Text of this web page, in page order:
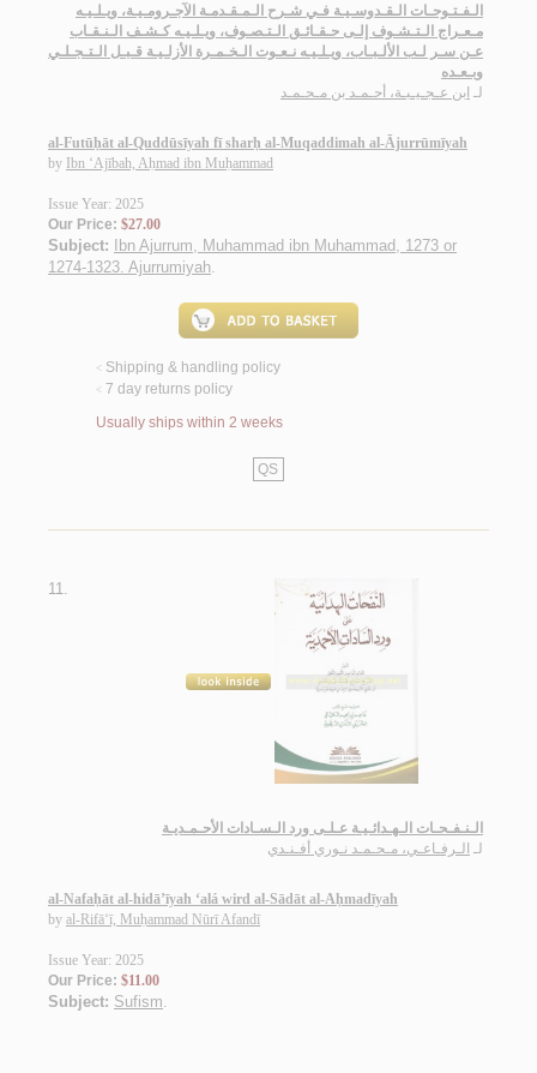
الـفـتـوحـات الـقـدوسـيـة فـي شـرح الـمـقـدمـة الآجـرومـيـة، ويـلـيـه
مـعـراج الـتـشـوف إلـى حـقـائـق الـتـصـوف، ويـلـيـه كـشـف الـنـقـاب
عـن سـر لـب الألـبـاب، ويـلـيـه نـعـوت الـخـمـرة الأزلـيـة قـبـل الـتـجـلـي
وبـعـده
لـ ابن عـجـيـبـة، أحـمـد بن مـحـمـد
al-Futūḥāt al-Quddūsīyah fī sharḥ al-Muqaddimah al-Ājurrūmīyah
by Ibn ‘Ajībah, Aḥmad ibn Muḥammad
Issue Year: 2025
Our Price: $27.00
Subject:
Ibn Ajurrum, Muhammad ibn Muhammad, 1273 or
1274-1323. Ajurrumiyah.
< Shipping & handling policy
< 7 day returns policy
Usually ships within 2 weeks
QS
11.
الـنـفـحـات الـهـدائـيـة عـلـى ورد الـسـادات الأحـمـديـة
لـ الـرفـاعـي، مـحـمـد نـوري أفـنـدي
al-Nafaḥāt al-hidā’īyah ‘alá wird al-Sādāt al-Aḥmadīyah
by al-Rifā‘ī, Muḥammad Nūrī Afandī
Issue Year: 2025
Our Price: $11.00
Subject: Sufism.